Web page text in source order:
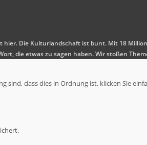
Die Kulturlandschaft ist bunt. Mit 18
die etwas zu sagen haben. Wir stoßen
dass dies in Ordnung ist, klicken Sie